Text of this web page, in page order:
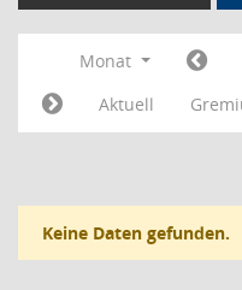
Monat
Aktuell
Keine Daten gefunden.